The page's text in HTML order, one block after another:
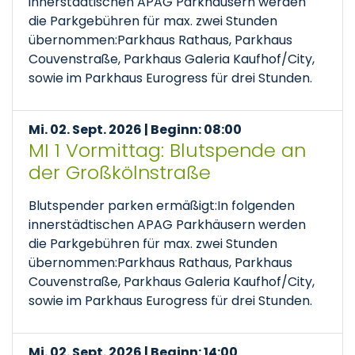
die Parkgebühren für max. zwei Stunden
übernommen:Parkhaus Rathaus, Parkhaus
Couvenstraße, Parkhaus Galeria Kaufhof/City,
sowie im Parkhaus Eurogress für drei Stunden.
Mi. 02. Sept. 2026 | Beginn: 08:00
MI 1 Vormittag: Blutspende an
der Großkölnstraße
Blutspender parken ermäßigt:In folgenden
innerstädtischen APAG Parkhäusern werden
die Parkgebühren für max. zwei Stunden
übernommen:Parkhaus Rathaus, Parkhaus
Couvenstraße, Parkhaus Galeria Kaufhof/City,
sowie im Parkhaus Eurogress für drei Stunden.